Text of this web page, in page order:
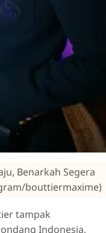
Benarkah Segera
bouttiermaxime)
tampak
Indonesia,